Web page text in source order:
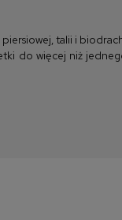
talii i
do więcej niż